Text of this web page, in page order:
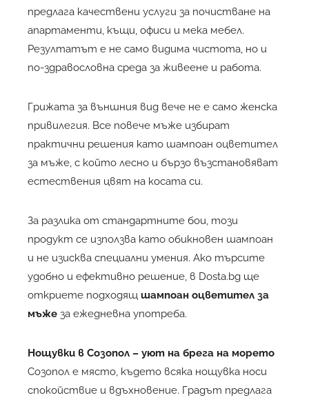
предлага качествени услуги за почистване на
апартаменти, къщи, офиси и мека мебел.
Резултатът е не само видима чистота, но и
по-здравословна среда за живеене и работа.
Грижата за външния вид вече не е само женска
привилегия. Все повече мъже избират
практични решения като шампоан оцветител
за мъже, с който лесно и бързо възстановяват
естествения цвят на косата си.
За разлика от стандартните бои, този
продукт се използва като обикновен шампоан
и не изисква специални умения. Ако търсите
удобно и ефективно решение, в Dosta.bg ще
откриете подходящ шампоан оцветител за
мъже за ежедневна употреба.
Нощувки в Созопол – уют на брега на морето
Созопол е място, където всяка нощувка носи
спокойствие и вдъхновение. Градът предлага